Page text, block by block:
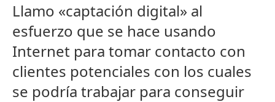
Llamo «captación digital» al
esfuerzo que se hace usando
Internet para tomar contacto con
clientes potenciales con los cuales
se podría trabajar para conseguir